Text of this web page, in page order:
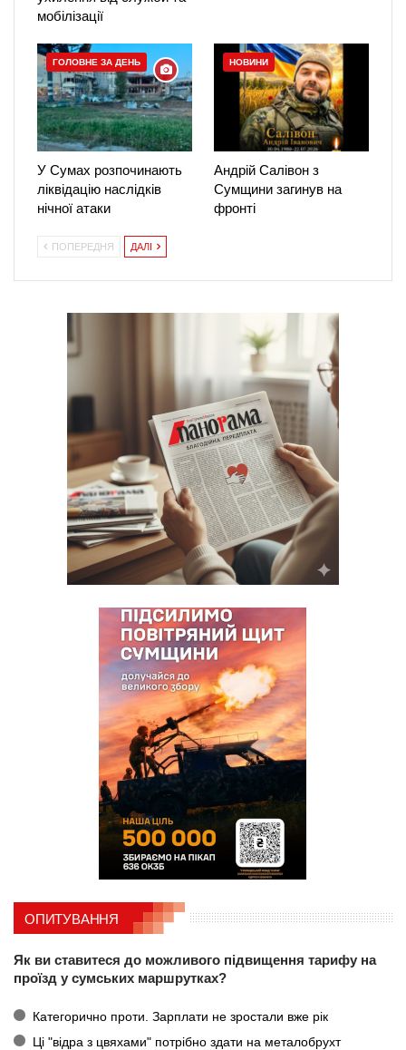
мобілізації
ГОЛОВНЕ ЗА ДЕНЬ
У Сумах розпочинають
ліквідацію наслідків
нічної атаки
НОВИНИ
Андрій Салівон з
Сумщини загинув на
фронті
ПОПЕРЕДНЯ ДАЛІ
ОПИТУВАННЯ
Як ви ставитеся до можливого підвищення тарифу на
проїзд у сумських маршрутках?
Категорично проти. Зарплати не зростали вже рік
Ці "відра з цвяхами" потрібно здати на металобрухт